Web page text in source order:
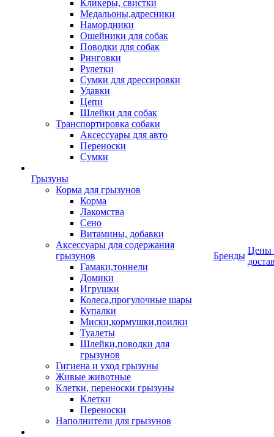
Кликеры, свистки
Медальоны,адресники
Намордники
Ошейники для собак
Поводки для собак
Ринговки
Рулетки
Сумки для дрессировки
Удавки
Цепи
Шлейки для собак
Транспортировка собаки
Аксессуары для авто
Переноски
Сумки
Грызуны
Корма для грызунов
Корма
Лакомства
Сено
Витамины, добавки
Аксессуары для содержания
грызунов
Гамаки,тоннели
Домики
Игрушки
Колеса,прогулочные шары
Купалки
Миски,кормушки,поилки
Туалеты
Шлейки,поводки для
грызунов
Гигиена и уход грызуны
Живые животные
Клетки, переноски грызуны
Клетки
Переноски
Наполнители для грызунов
Бренды
Цены